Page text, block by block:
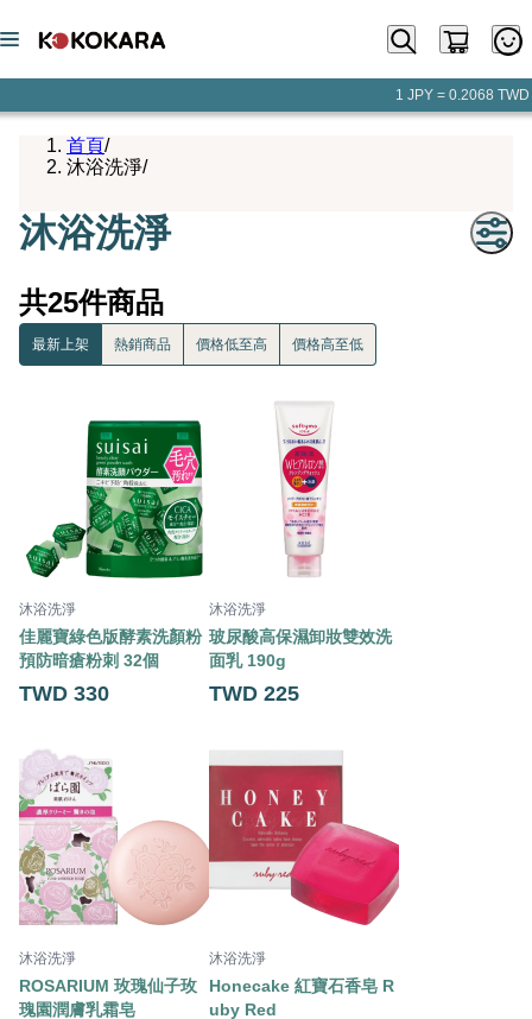
1 JPY = 0.2068 TWD
首頁/
沐浴洗淨/
沐浴洗淨
共25件商品
最新上架 熱銷商品 價格低至高 價格高至低
沐浴洗淨
佳麗寶綠色版酵素洗顏粉
預防暗瘡粉刺 32個
TWD 330
沐浴洗淨
玻尿酸高保濕卸妝雙效洗
面乳 190g
TWD 225
沐浴洗淨
ROSARIUM 玫瑰仙子玫
瑰園潤膚乳霜皂
沐浴洗淨
Honecake 紅寶石香皂 R
uby Red